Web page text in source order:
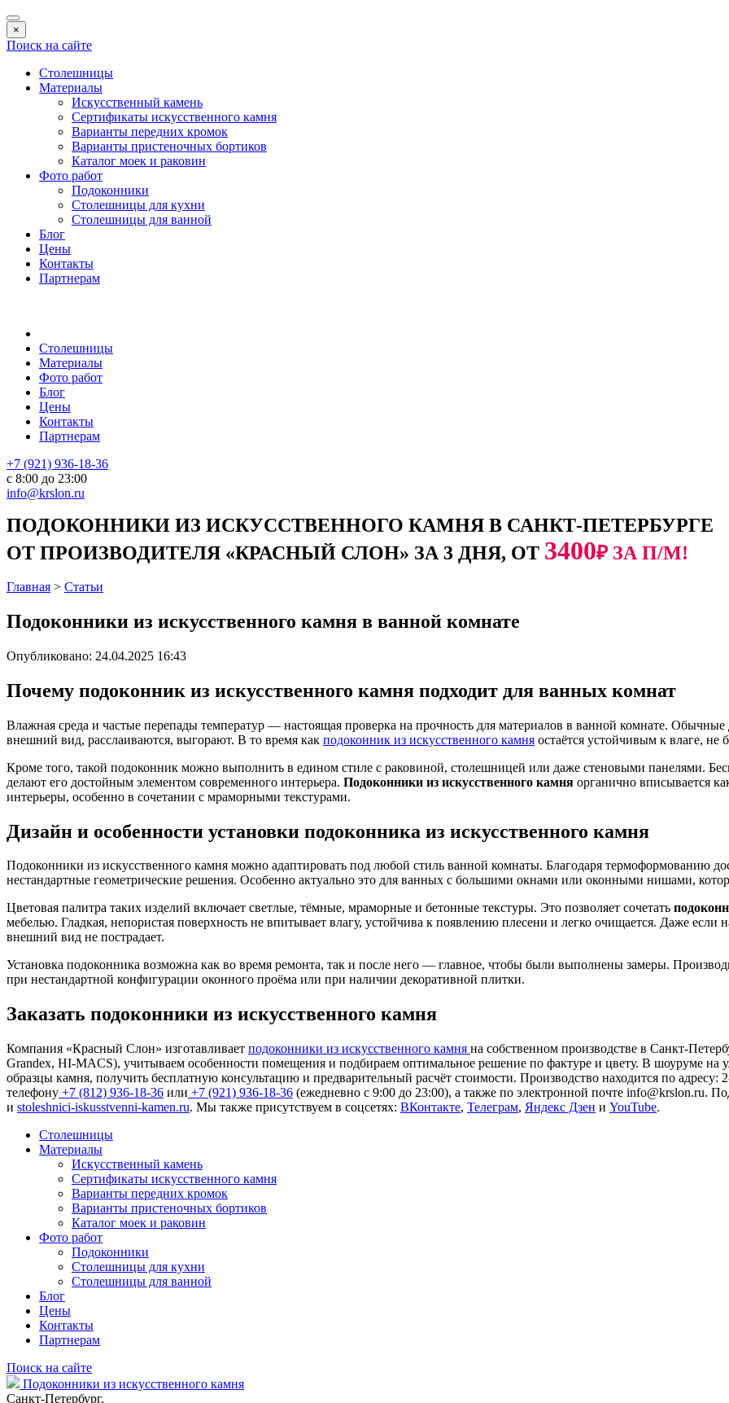
×
Поиск на сайте
Столешницы
Материалы
Искусственный камень
Сертификаты искусственного камня
Варианты передних кромок
Варианты пристеночных бортиков
Каталог моек и раковин
Фото работ
Подоконники
Столешницы для кухни
Столешницы для ванной
Блог
Цены
Контакты
Партнерам
Столешницы
Материалы
Фото работ
Блог
Цены
Контакты
Партнерам
+7 (921) 936-18-36
с 8:00 до 23:00
info@krslon.ru
ПОДОКОННИКИ ИЗ ИСКУССТВЕННОГО КАМНЯ В САНКТ-ПЕТЕРБУРГЕ
ОТ ПРОИЗВОДИТЕЛЯ «КРАСНЫЙ СЛОН» ЗА 3 ДНЯ, ОТ 3400₽ ЗА П/М!
Главная > Статьи
Подоконники из искусственного камня в ванной комнате
Опубликовано: 24.04.2025 16:43
Почему подоконник из искусственного камня подходит для ванных комнат
Влажная среда и частые перепады температур — настоящая проверка на прочность для материалов в ванной комнате.
внешний вид, расслаиваются, выгорают. В то время как подоконник из искусственного камня остаётся устойчивым к влаге, не
Кроме того, такой подоконник можно выполнить в едином стиле с раковиной, столешницей или даже стеновыми панелями.
делают его достойным элементом современного интерьера. Подоконники из искусственного камня органично вписывается
интерьеры, особенно в сочетании с мраморными текстурами.
Дизайн и особенности установки подоконника из искусственного камня
Подоконники из искусственного камня можно адаптировать под любой стиль ванной комнаты. Благодаря термоформованию
нестандартные геометрические решения. Особенно актуально это для ванных с большими окнами или оконными нишами,
Цветовая палитра таких изделий включает светлые, тёмные, мраморные и бетонные текстуры. Это позволяет сочетать
мебелью. Гладкая, непористая поверхность не впитывает влагу, устойчива к появлению плесени и легко очищается. Даже
внешний вид не пострадает.
Установка подоконника возможна как во время ремонта, так и после него — главное, чтобы были выполнены замеры.
при нестандартной конфигурации оконного проёма или при наличии декоративной плитки.
Заказать подоконники из искусственного камня
Компания «Красный Слон» изготавливает подоконники из искусственного камня на собственном производстве в Санкт-
Grandex, HI-MACS), учитываем особенности помещения и подбираем оптимальное решение по фактуре и цвету. В шоуруме на
образцы камня, получить бесплатную консультацию и предварительный расчёт стоимости. Производство находится по
телефону +7 (812) 936-18-36 или +7 (921) 936-18-36 (ежедневно с 9:00 до 23:00), а также по электронной почте info@krslon.ru.
и stoleshnici-iskusstvenni-kamen.ru. Мы также присутствуем в соцсетях: ВКонтакте, Телеграм, Яндекс Дзен и YouTube.
Столешницы
Материалы
Искусственный камень
Сертификаты искусственного камня
Варианты передних кромок
Варианты пристеночных бортиков
Каталог моек и раковин
Фото работ
Подоконники
Столешницы для кухни
Столешницы для ванной
Блог
Цены
Контакты
Партнерам
Поиск на сайте
Подоконники из искусственного камня
Санкт-Петербург,